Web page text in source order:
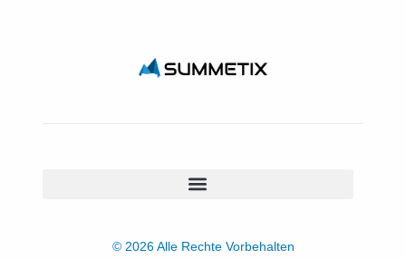
© 2026 Alle Rechte Vorbehalten